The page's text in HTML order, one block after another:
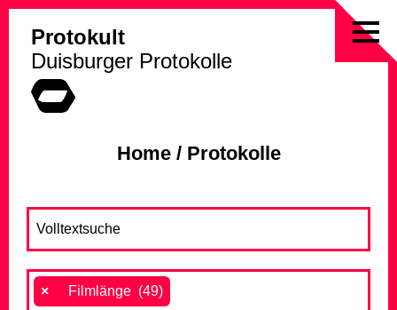
to
Protokult
Duisburger Protokolle
Home/ Protokolle
× Filmlänge (49)